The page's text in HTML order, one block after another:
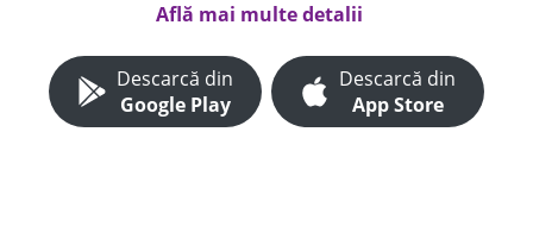
Află mai multe detalii
Descarcă din
Google Play
Descarcă din
App Store